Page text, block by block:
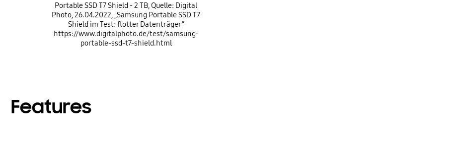
Portable SSD T7 Shield - 2 TB, Quelle: Digital
Photo, 26.04.2022, „Samsung Portable SSD T7
Shield im Test: flotter Datenträger“
https://www.digitalphoto.de/test/samsung-
portable-ssd-t7-shield.html
Features